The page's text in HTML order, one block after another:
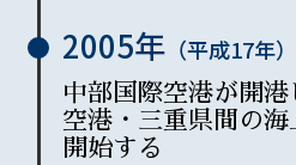
2005年 （平成17年）
中部国際空港が開
空港・三重県間の
開始する